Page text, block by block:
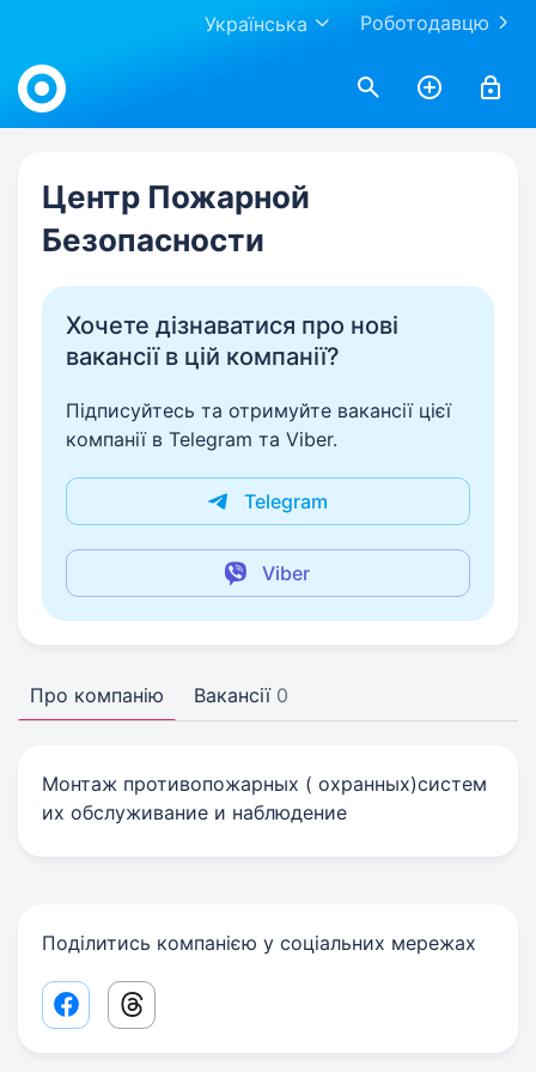
Роботодавцю
Українська
Work.ua
Центр Пожарной
Безопасности
Хочете дізнаватися про нові
вакансії в цій компанії?
Підписуйтесь та отримуйте вакансії цієї
компанії в Telegram та Viber.
Telegram
Viber
Про компанію Вакансії 0
Монтаж противопожарных ( охранных)систем
их обслуживание и наблюдение
Поділитись компанією у соціальних мережах
Facebook share link
Threads share link